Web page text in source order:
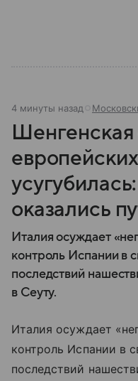
4 минуты назад
Шенгенская
оказались
Италия осуждает
контроль Испании в
последствий
в Сеуту.
Италия осуждает
контроль Испании в
последствий